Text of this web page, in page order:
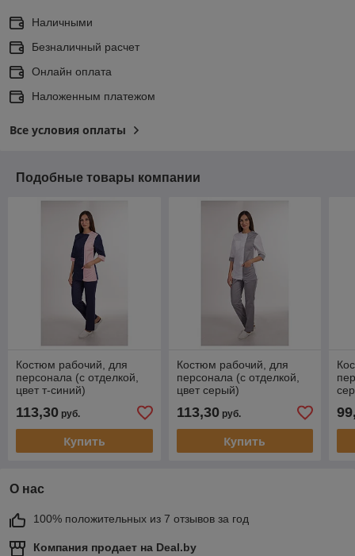
Наличными
Безналичный расчет
Онлайн оплата
Наложенным платежом
Все условия оплаты
Подобные товары компании
Костюм рабочий, для
персонала (с отделкой,
цвет т-синий)
113,30 руб.
Купить
Костюм рабочий, для
персонала (с отделкой,
цвет серый)
113,30руб.
Купить
О нас
100% положительных из 7 отзывов за год
Компания продает на Deal.by